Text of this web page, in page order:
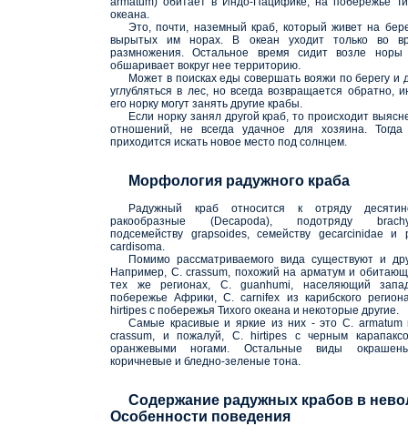
океана.
Это, почти, наземный краб, который живет на
вырытых им норах. В океан уходит только во
размножения. Остальное время сидит возле норы
обшаривает вокруг нее территорию.
Может в поисках еды совершать вояжи по берегу и
углубляться в лес, но всегда возвращается обратно,
его норку могут занять другие крабы.
Если норку занял другой краб, то происходит
отношений, не всегда удачное для хозяина.
приходится искать новое место под солнцем.
Морфология радужного краба
Радужный краб относится к отряду
ракообразные (Decapoda), подотряду
подсемейству grapsoides, семейству gecarcinidae и
cardisoma.
Помимо рассматриваемого вида существуют и
Например, C. crassum, похожий на арматум и
тех же регионах, C. guanhumi, населяющий
побережье Африки, C. carnifex из карибского
hirtipes с побережья Тихого океана и некоторые другие.
Самые красивые и яркие из них - это C. armatum
crassum, и пожалуй, C. hirtipes с черным
оранжевыми ногами. Остальные виды
коричневые и бледно-зеленые тона.
Содержание радужных крабов в
Особенности поведения